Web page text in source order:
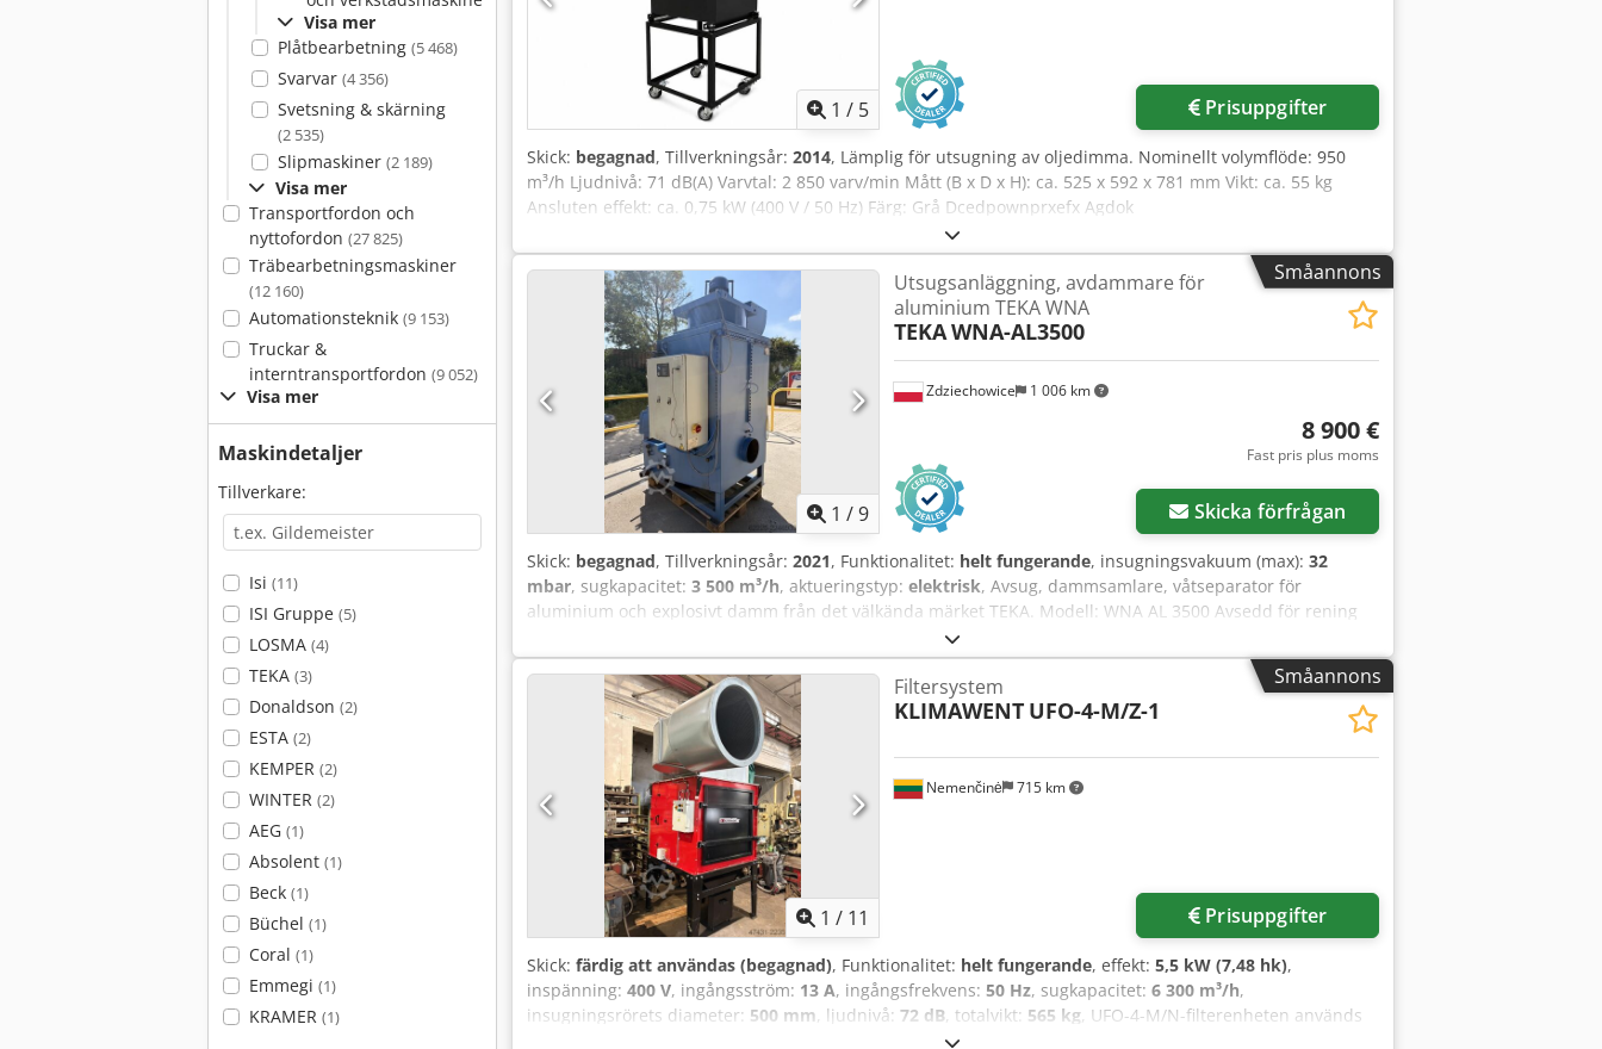
Visa mer
Plåtbearbetning (5 468)
Svarvar (4 356)
Svetsning & skärning
(2 535)
Slipmaskiner (2 189)
Visa mer
Transportfordon och
nyttofordon (27 825)
Träbearbetningsmaskiner
(12 160)
Automationsteknik (9 153)
Truckar &
interntransportfordon (9 052)
Visa mer
Maskindetaljer
Tillverkare:
Isi (11)
ISI Gruppe (5)
LOSMA (4)
TEKA (3)
Donaldson (2)
ESTA (2)
KEMPER (2)
WINTER (2)
AEG (1)
Absolent (1)
Beck (1)
Büchel (1)
Coral (1)
Emmegi (1)
KRAMER (1)
1 / 5 Prisuppgifter
Skick: begagnad, Tillverkningsår: 2014, Lämplig för utsugning av oljedimma. Nominellt volymflöde: 950
m³/h Ljudnivå: 71 dB(A) Varvtal: 2 850 varv/min Mått (B x D x H): ca. 525 x 592 x 781 mm Vikt: ca. 55 kg
Ansluten effekt: ca. 0,75 kW (400 V / 50 Hz) Färg: Grå Dcedpownprxefx Agdok
Småannons
1 /9
Zdziechowice 1 006 km
Utsugsanläggning, avdammare för
aluminium TEKA WNA
TEKAWNA-AL3500
8 900 €
Fast pris plus moms
Skicka förfrågan
Skick: begagnad, Tillverkningsår: 2021, Funktionalitet: helt fungerande, insugningsvakuum (max): 32
mbar, sugkapacitet: 3 500 m³/h, aktueringstyp: elektrisk, Avsug, dammsamlare, våtseparator för
aluminium och explosivt damm från det välkända märket TEKA. Modell: WNA AL 3500 Avsedd för rening
av damm med speciella egenskaper, särskilt explosivt damm. Högpresterande, våt dammuppsamlare som
fungerar genom centrifugalkraft. En fördel med enheten är dess enkla och driftsäkra funktionsprincip.
Enheten har inga pumpar eller munstycken som kan störa dess funktion. Luften renas genom att virvla
upp dammet med vatten. Dammpartiklarna i luftströmmen fångas upp och binds av vattenmolekylerna.
Dcodpjzq A Ezofx Agdjk Det separerade dammet avsätts som slam i den nedre tanken och kan därifrån tas
bort. Fläkten är avsedd för kontinuerlig drift och är standardmässigt monterad på enheten. Enhetens
parametrar: Kapacitet – 3500 m3/h Under- eller övertryck – 3200 Pa Fläkt med en effekt på 4 kW
Tillverkningsår 2021
Småannons
1 / 11
Nemenčinė 715 km
Filtersystem
KLIMAWENT UFO-4-M/Z-1
Prisuppgifter
Skick: färdig att användas (begagnad), Funktionalitet: helt fungerande, effekt: 5,5 kW (7,48 hk),
inspänning: 400 V, ingångsström: 13 A, ingångsfrekvens: 50 Hz, sugkapacitet: 6 300 m³/h,
insugningsrörets diameter: 500 mm, ljudnivå: 72 dB, totalvikt: 565 kg, UFO-4-M/N-filterenheten används
för att rena luften från damm och andra föroreningar som uppstår under tillverkningsprocesserna. Den